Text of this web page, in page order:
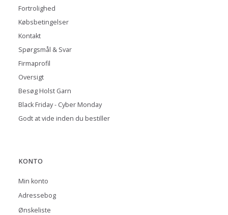
Fortrolighed
Købsbetingelser
Kontakt
Spørgsmål & Svar
Firmaprofil
Oversigt
Besøg Holst Garn
Black Friday - Cyber Monday
Godt at vide inden du bestiller
KONTO
Min konto
Adressebog
Ønskeliste